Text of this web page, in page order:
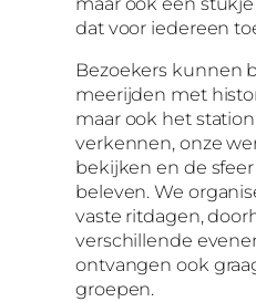
dat voor iedereen
Bezoekers kunnen
meerijden met
maar ook het
verkennen, onze
bekijken en de
beleven. We
vaste ritdagen,
verschillende
ontvangen ook
groepen.